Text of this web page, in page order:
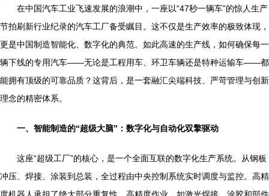
在中国汽车工业飞速发展的浪潮中，一座以“47秒一辆车”的惊人生产
节拍刷新行业纪录的汽车工厂备受瞩目。这不仅是生产效率的极致体现，
更是中国制造智能化、数字化的典范。如此高速的生产线，如何确保每一
辆下线的专用汽车——无论是工程用车、环卫车辆还是特种运输车——都
能拥有顶级的可靠品质？这背后，是一套融汇尖端科技、严苛管理与创新
理念的精密体系。
一、智能制造的“超级大脑”：数字化与自动化双擎驱动
这座“超级工厂”的核心，是一个全面互联的数字化生产系统。从钢板
冲压、焊接、涂装到总装，全过程由中央控制系统实时调度与监控。高精